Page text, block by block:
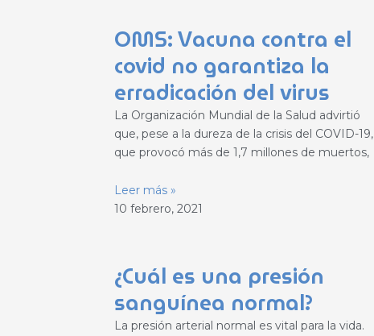
OMS: Vacuna contra el
covid no garantiza la
erradicación del virus
La Organización Mundial de la Salud advirtió
que, pese a la dureza de la crisis del COVID-19,
que provocó más de 1,7 millones de muertos,
Leer más »
10 febrero, 2021
¿Cuál es una presión
sanguínea normal?
La presión arterial normal es vital para la vida.